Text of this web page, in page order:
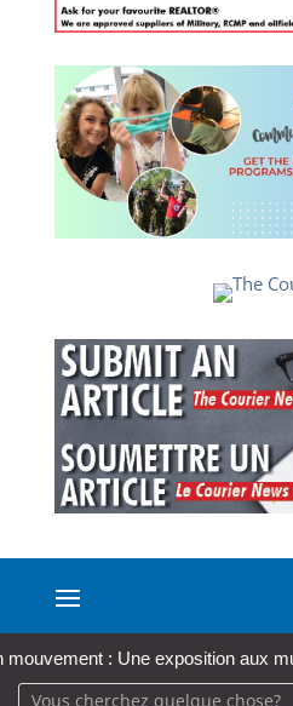
: Une exposition aux musées